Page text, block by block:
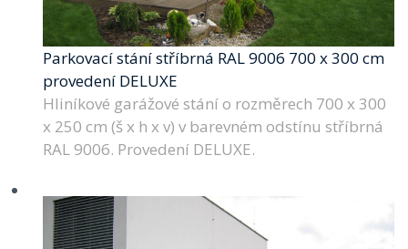
Parkovací stání stříbrná RAL 9006 700 x 300 cm
provedení DELUXE
Hliníkové garážové stání o rozměrech 700 x 300
x 250 cm (š x h x v) v barevném odstínu stříbrná
RAL 9006. Provedení DELUXE.